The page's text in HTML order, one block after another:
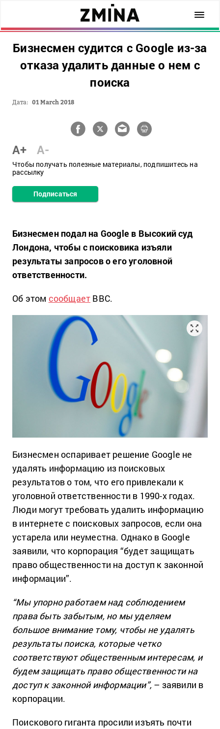
Бизнесмен судится с Google из-за
отказа удалить данные о нем с
поиска
Дата: 01 March 2018
A+ A-
Чтобы получать полезные материалы, подпишитесь на
рассылку
Подписаться
Бизнесмен подал на Google в Высокий суд
Лондона, чтобы с поисковика изъяли
результаты запросов о его уголовной
ответственности.
Об этом сообщает ВВС.
Бизнесмен оспаривает решение Google не
удалять информацию из поисковых
результатов о том, что его привлекали к
уголовной ответственности в 1990-х годах.
Люди могут требовать удалить информацию
в интернете с поисковых запросов, если она
устарела или неуместна. Однако в Google
заявили, что корпорация “будет защищать
право общественности на доступ к законной
информации”.
“Мы упорно работаем над соблюдением
права быть забытым, но мы уделяем
большое внимание тому, чтобы не удалять
результаты поиска, которые четко
соответствуют общественным интересам, и
будем защищать право общественности на
доступ к законной информации”, – заявили в
корпорации.
Поискового гиганта просили изъять почти